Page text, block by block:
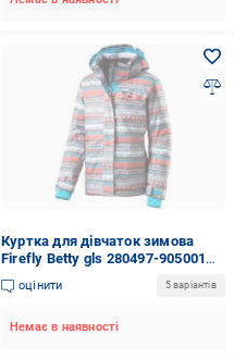
Куртка для дівчаток зимова
Firefly Betty gls 280497-905001
сірий меланж
оцінити 5 варіантів
Немає в наявності